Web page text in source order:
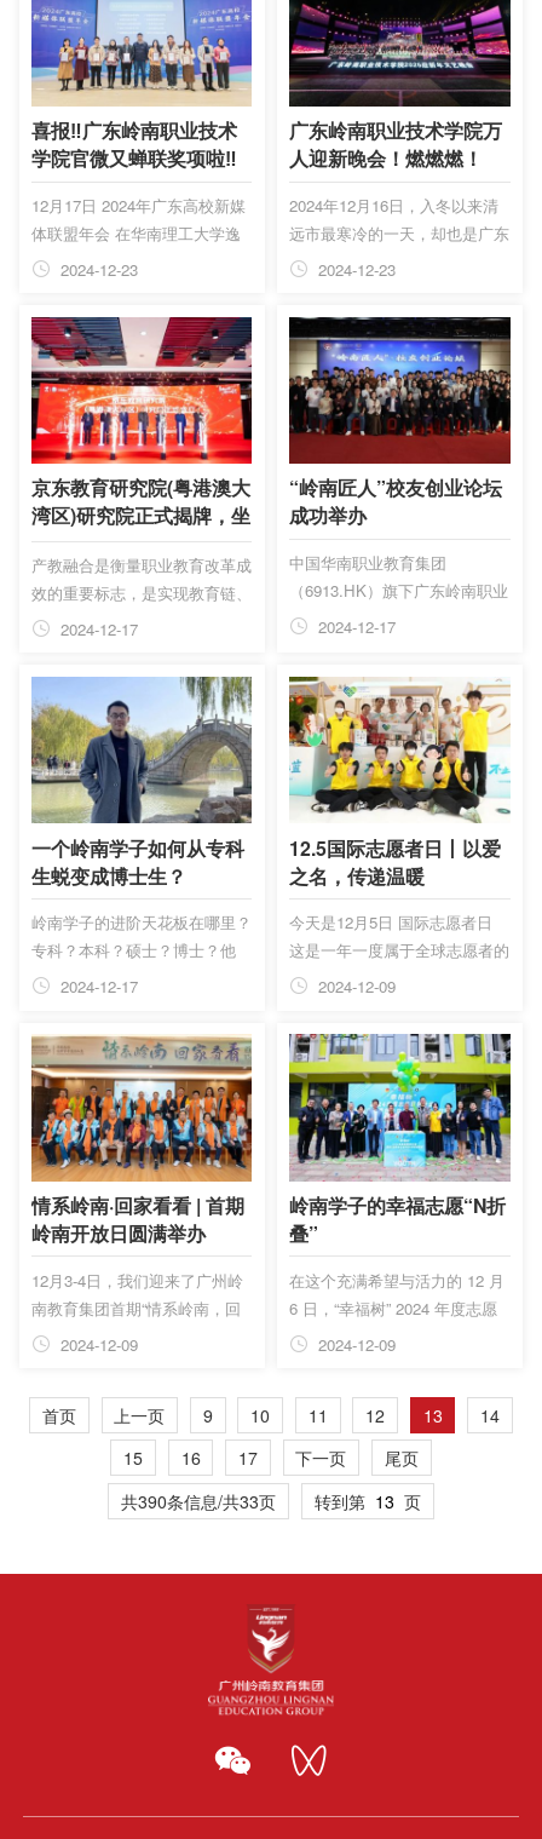
广州慈善单位。
财贸轻纺烟草工会全国委员会主
办，湖北省人力资源和社会保障
厅、黄冈市人民政府承办，湖北
省职业技能鉴定指导中心、黄冈
市人力资源和社会保障局、蕲春
县人民政府执行。 经过数月紧
锣密鼓的准备与激烈角逐，中国
华南职业教育集团（6913.HK）
旗下广东岭...
喜报‼️广东岭南职业技术
学院官微又蝉联奖项啦‼️
12月17日 2024年广东高校新媒
体联盟年会 在华南理工大学逸
夫科学馆举办 会上表彰了2023
榜前30强 中国华南职业教育集
团（6913.HK）旗下 广东岭南
职业技术学院官微 被授予2023
年度广东高校 （高职高专组）
新媒体影响力二等奖 连续三年
蝉联榜单前30 连续两年蝉联二
等奖 添加图片描述添加图片描
述 广东岭南职业技术学院官方
微信由学院党政办公室、党委宣
传部指导，主要承担着学院校园
新闻采编工作、挖掘...
2024-12-23
广东岭南职业技术学院万
人迎新晚会！燃燃燃！
2024年12月16日，入冬以来清
远市最寒冷的一天，却也是广东
省职业教育城最耀眼夺目的一
（6913.HK）旗下广东岭南职业
技术学院2025迎新年文艺晚会
在清远校区隆重举行。本次晚会
是学院近5年以来最大规模的迎
新晚会。广东岭南职业技术学院
党政领导班子成员及师生代表近
1万人一同观看演出。学院官方
视频号和抖音对本次晚会进行同
步直播，超6万人次“云端”相聚
直播间，共享这一...
2024-12-23
京东教育研究院(粤港澳大
湾区)研究院正式揭牌，坐
落广东岭南现代技师学院
产教融合是衡量职业教育改革成
效的重要标志，是实现教育链、
产业链、供应链、人才链与价值
十届三中全会《决定》指出，要
深化教育综合改革，加快构建职
普融通、产教融合的职业教育体
系。职业教育是培养高素质专业
化创新型人才的重要阵地，必须
深入推进产教融合、科教融汇，
不断提升对产业链、创新链、人
才链深度融合的支撑力、贡献
力。 添加图片描述 12月13日，
广东省技工院校校企合作研讨会
暨第一...
2024-12-17
“岭南匠人”校友创业论坛
成功举办
中国华南职业教育集团
（6913.HK）旗下广东岭南职业
技术学院以建设大健康为特色的
力于培养具有创业精神和创新能
力的高素质技术技能型人才。
12月7日，学院校友会在广州校
区成功举办“岭南匠人”·校友创业
论坛。 活动由广东岭南职业技
术学院校友会主办，就业创业
处、校企合作与科技产业处、国
际经贸学院协办。论坛邀请了广
州九尾信息科技有限公司创始人
兼总裁甄蔼仪，中科AI联合创始
人、广州名商科技...
2024-12-17
一个岭南学子如何从专科
生蜕变成博士生？
岭南学子的进阶天花板在哪里？
专科？本科？硕士？博士？他
2018年毕业于中国华南职业教
南职业技术学院食品营养与检测
专业，随后在2021年考入仲恺
农业工程学院，攻读食品加工与
安全专业的硕士研究生。到了
2024年，他又进入广东工业大
学化学工程与技术专业，开始了
博士研究生的学习生涯。岭南学
子黄泓凯用实力告诉我们，只要
你心存梦想，奋力拼搏，一切皆
有可能。让我们跟随南哥的脚
步，一同见证黄泓凯...
2024-12-17
12.5国际志愿者日丨以爱
之名，传递温暖
今天是12月5日 国际志愿者日
这是一年一度属于全球志愿者的
节日 旨在表彰志愿者们无私奉
到志愿服务中来 共同创造一个
更加美好的世界 在岭南公益前
行的路上 活跃着一个个志愿者
的身影 他们来自不同的区域 有
着不同的身份 用不同的方式以
实际行动支持着岭南公益 共同
助力推动教育公平和教育创新
2024年3月，藉由广东省岭南教
育慈善基金会（以下简称“岭南
基金会”）、信息时报与中国华
南职业教育集团...
2024-12-09
情系岭南·回家看看 | 首期
岭南开放日圆满举办
12月3-4日，我们迎来了广州岭
南教育集团首期“情系岭南，回
家看看”岭南开放日活动。首期
主要面向已退老领导老员工开
办，旨在以“大爱岭南”的感恩之
心，以开放日为载体，链接曾为
岭南作出贡献的老员工们，增强
交流互动与情谊，并将集团的康
家属们从各地奔赴而来，齐聚广
2024-12-09
岭南学子的幸福志愿“N折
叠”
在这个充满希望与活力的 12 月
6 日，“幸福树” 2024 年度志愿
服务行动暨第三届青年公益项目
国华南职业教育集团
（6913.HK）旗下广东岭南现代
技师学院第一教学楼东阶梯报告
厅顺利开展。此次活动犹如一颗
爱心的种子，在这片充满文化底
片描述 领导嘉宾 广州岭南教育
2024-12-09
首页 上一页 9 10 11 12 13
14
15
16 17 下一页
尾页
共390条信息/共33页
转到第 页